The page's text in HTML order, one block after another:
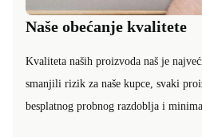
Naše obećanje kvalitete
Kvaliteta naših proizvoda naš je
smanjili rizik za naše kupce, svaki
besplatnog probnog razdoblja i